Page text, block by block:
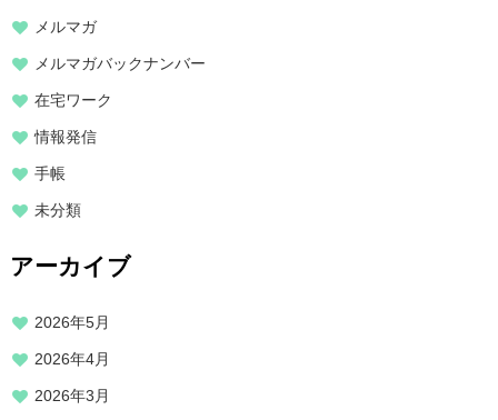
メルマガ
メルマガバックナンバー
在宅ワーク
情報発信
手帳
未分類
アーカイブ
2026年5月
2026年4月
2026年3月